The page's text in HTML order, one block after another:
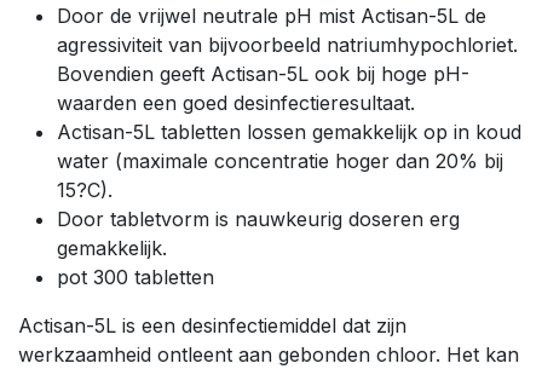
Door de vrijwel neutrale pH mist Actisan-5L de
agressiviteit van bijvoorbeeld natriumhypochloriet.
Bovendien geeft Actisan-5L ook bij hoge pH-
waarden een goed desinfectieresultaat.
Actisan-5L tabletten lossen gemakkelijk op in koud
water (maximale concentratie hoger dan 20% bij
15?C).
Door tabletvorm is nauwkeurig doseren erg
gemakkelijk.
pot 300 tabletten
Actisan-5L is een desinfectiemiddel dat zijn
werkzaamheid ontleent aan gebonden chloor. Het kan